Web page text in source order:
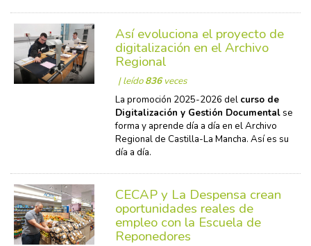
Así evoluciona el proyecto de
digitalización en el Archivo
Regional
| leído836veces
La promoción 2025-2026 del curso de
Digitalización y Gestión Documentalse
forma y aprende día a día en el Archivo
Regional de Castilla-La Mancha. Así es su
día a día.
CECAP y La Despensa crean
oportunidades reales de
empleo con la Escuela de
Reponedores